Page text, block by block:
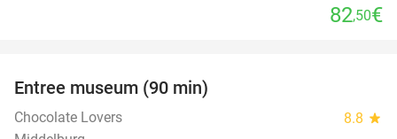
82,50€
Entree museum (90 min)
Chocolate Lovers 8.8 star